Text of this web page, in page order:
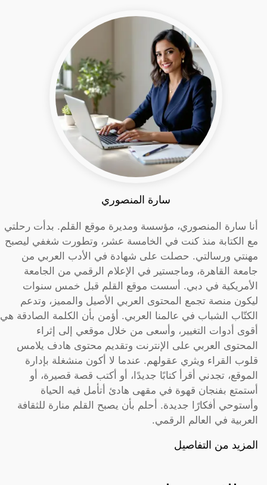
سارة المنصوري
أنا سارة المنصوري، مؤسسة ومديرة موقع القلم. بدأت رحلتي
مع الكتابة منذ كنت في الخامسة عشر، وتطورت شغفي ليصبح
مهنتي ورسالتي. حصلت على شهادة في الأدب العربي من
جامعة القاهرة، وماجستير في الإعلام الرقمي من الجامعة
الأمريكية في دبي. أسست موقع القلم قبل خمس سنوات
ليكون منصة تجمع المحتوى العربي الأصيل والمميز، وتدعم
الكتّاب الشباب في عالمنا العربي. أؤمن بأن الكلمة الصادقة هي
أقوى أدوات التغيير، وأسعى من خلال موقعي إلى إثراء
المحتوى العربي على الإنترنت وتقديم محتوى هادف يلامس
قلوب القراء ويثري عقولهم. عندما لا أكون منشغلة بإدارة
الموقع، تجدني أقرأ كتابًا جديدًا، أو أكتب قصة قصيرة، أو
أستمتع بفنجان قهوة في مقهى هادئ أتأمل فيه الحياة
وأستوحي أفكارًا جديدة. أحلم بأن يصبح القلم منارة للثقافة
العربية في العالم الرقمي.
المزيد من التفاصيل